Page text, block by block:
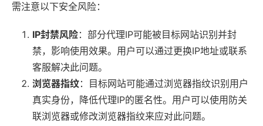
需注意以下安全风险：
IP封禁风险：部分代理IP可能被目标网站识别并封
禁，影响使用效果。用户可以通过更换IP地址或联系
客服解决此问题。
浏览器指纹：目标网站可能通过浏览器指纹识别用户
真实身份，降低代理IP的匿名性。用户可以使用防关
联浏览器或修改浏览器指纹来应对此问题。